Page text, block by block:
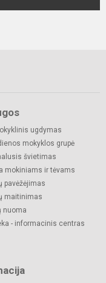
ugdymas
mokyklos grupė
švietimas
mokiniams ir tėvams
pavėžėjimas
maitinimas
nuoma
- informacinis centras